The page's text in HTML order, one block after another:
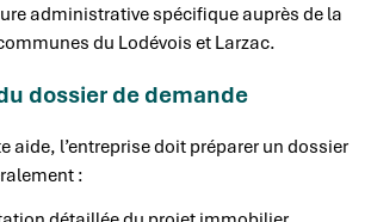
administrative spécifique auprès de la
du Lodévois et Larzac.
dossier de demande
aide, l’entreprise doit préparer un dossier
: